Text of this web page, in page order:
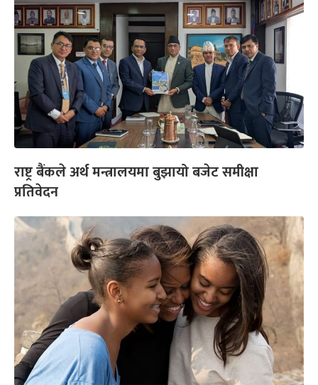
राष्ट्र बैंकले अर्थ मन्त्रालयमा बुझायो बजेट समीक्षा
प्रतिवेदन